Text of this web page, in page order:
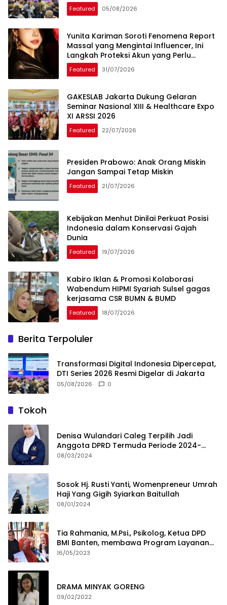
Featured 05/08/2026
Yunita Kariman Soroti Fenomena Report
Massal yang Mengintai Influencer, Ini
Langkah Proteksi Akun yang Perlu
Diketahui
Featured 31/07/2026
GAKESLAB Jakarta Dukung Gelaran
Seminar Nasional XIII & Healthcare Expo
XI ARSSI 2026
Featured 22/07/2026
Presiden Prabowo: Anak Orang Miskin
Jangan Sampai Tetap Miskin
Featured 21/07/2026
Kebijakan Menhut Dinilai Perkuat Posisi
Indonesia dalam Konservasi Gajah
Dunia
Featured 19/07/2026
Kabiro Iklan & Promosi Kolaborasi
Wabendum HIPMI Syariah Sulsel gagas
kerjasama CSR BUMN & BUMD
Featured 18/07/2026
Berita Terpoluler
Transformasi Digital Indonesia Dipercepat,
DTI Series 2026 Resmi Digelar di Jakarta
05/08/2026 0
Tokoh
Denisa Wulandari Caleg Terpilih Jadi
Anggota DPRD Termuda Periode 2024-
2029
08/03/2024
Sosok Hj. Rusti Yanti, Womenpreneur Umrah
Haji Yang Gigih Syiarkan Baitullah
08/01/2024
Tia Rahmania, M.Psi., Psikolog, Ketua DPD
BMI Banten, membawa Program Layanan
Pembuatan Dokumen Kependudukan
16/05/2023
DRAMA MINYAK GORENG
09/02/2022